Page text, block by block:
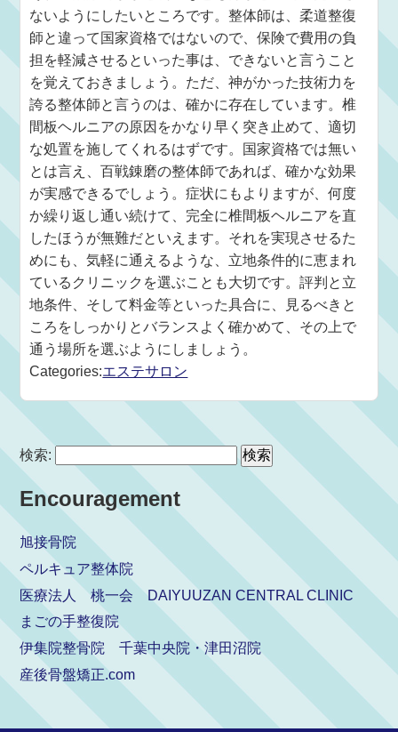
ないようにしたいところです。整体師は、柔道整復
師と違って国家資格ではないので、保険で費用の負
担を軽減させるといった事は、できないと言うこと
を覚えておきましょう。ただ、神がかった技術力を
誇る整体師と言うのは、確かに存在しています。椎
間板ヘルニアの原因をかなり早く突き止めて、適切
な処置を施してくれるはずです。国家資格では無い
とは言え、百戦錬磨の整体師であれば、確かな効果
が実感できるでしょう。症状にもよりますが、何度
か繰り返し通い続けて、完全に椎間板ヘルニアを直
したほうが無難だといえます。それを実現させるた
めにも、気軽に通えるような、立地条件的に恵まれ
ているクリニックを選ぶことも大切です。評判と立
地条件、そして料金等といった具合に、見るべきと
ころをしっかりとバランスよく確かめて、その上で
通う場所を選ぶようにしましょう。
Categories:エステサロン
検索:
Encouragement
旭接骨院
ペルキュア整体院
医療法人 桃一会 DAIYUUZAN CENTRAL CLINIC
まごの手整復院
伊集院整骨院 千葉中央院・津田沼院
産後骨盤矯正.com